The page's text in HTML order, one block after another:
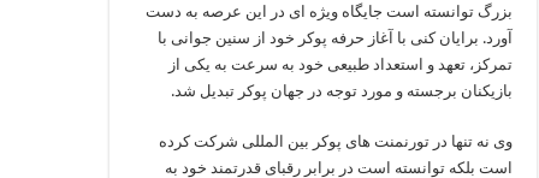
بزرگ توانسته است جایگاه ویژه‌ ای در این عرصه به دست
آورد. برایان کنی با آغاز حرفه پوکر خود از سنین جوانی با
تمرکز، تعهد و استعداد طبیعی خود به سرعت به یکی از
بازیکنان برجسته و مورد توجه در جهان پوکر تبدیل شد.
وی نه تنها در تورنمنت‌ های پوکر بین‌ المللی شرکت کرده
است بلکه توانسته است در برابر رقبای قدرتمند خود به